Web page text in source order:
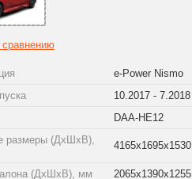
сравнению
e-Power Nismo
10.2017 - 7.2018
DAA-HE12
размеры (ДхШхВ),
4165x1695x1530
(ДхШхВ), мм
2065x1390x1255